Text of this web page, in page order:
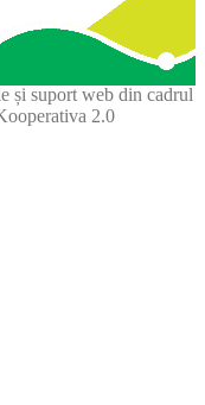
și suport web din cadrul
2.0